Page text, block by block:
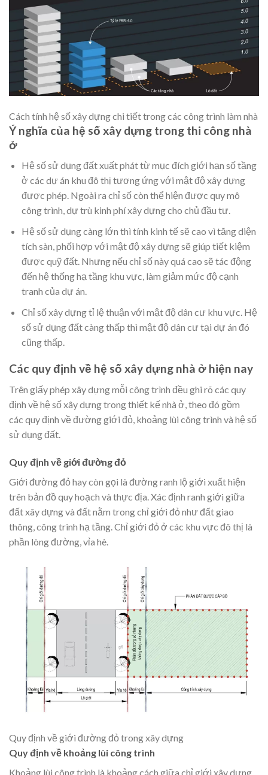
Cách tính hệ số xây dựng chi tiết trong các công trình làm nhà
Ý nghĩa của hệ số xây dựng trong thi công nhà
ở
Hệ số sử dụng đất xuất phát từ mục đích giới hạn số tầng
ở các dự án khu đô thị tương ứng với mật độ xây dựng
được phép. Ngoài ra chỉ số còn thể hiện được quy mô
công trình, dự trù kinh phí xây dựng cho chủ đầu tư.
Hệ số sử dụng càng lớn thì tính kinh tế sẽ cao vì tăng diện
tích sàn, phối hợp với mật độ xây dựng sẽ giúp tiết kiệm
được quỹ đất. Nhưng nếu chỉ số này quá cao sẽ tác động
đến hệ thống hạ tầng khu vực, làm giảm mức độ cạnh
tranh của dự án.
Chỉ số xây dựng tỉ lệ thuận với mật độ dân cư khu vực. Hệ
số sử dụng đất càng thấp thì mật độ dân cư tại dự án đó
cũng thấp.
Các quy định về hệ số xây dựng nhà ở hiện nay
Trên giấy phép xây dựng mỗi công trình đều ghi rõ các quy
định về hệ số xây dựng trong thiết kế nhà ở, theo đó gồm
các quy định về đường giới đỏ, khoảng lùi công trình và hệ số
sử dụng đất.
Quy định về giới đường đỏ
Giới đường đỏ hay còn gọi là đường ranh lộ giới xuất hiện
trên bản đồ quy hoạch và thực địa. Xác định ranh giới giữa
đất xây dựng và đất nằm trong chỉ giới đỏ như đất giao
thông, công trình hạ tầng. Chỉ giới đỏ ở các khu vực đô thị là
phần lòng đường, vỉa hè.
Quy định về giới đường đỏ trong xây dựng
Quy định về khoảng lùi công trình
Khoảng lùi công trình là khoảng cách giữa chỉ giới xây dựng